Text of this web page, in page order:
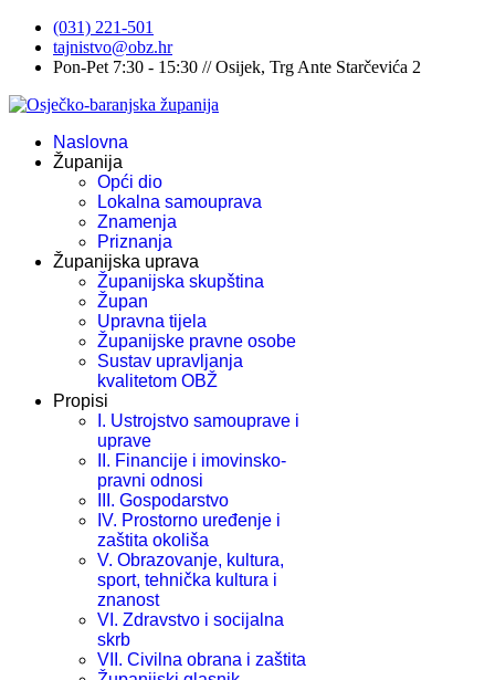
(031) 221-501
tajnistvo@obz.hr
Pon-Pet 7:30 - 15:30 // Osijek, Trg Ante Starčevića 2
Naslovna
Županija
Opći dio
Lokalna samouprava
Znamenja
Priznanja
Županijska uprava
Županijska skupština
Župan
Upravna tijela
Županijske pravne osobe
Sustav upravljanja
kvalitetom OBŽ
Propisi
I. Ustrojstvo samouprave i
uprave
II. Financije i imovinsko-
pravni odnosi
III. Gospodarstvo
IV. Prostorno uređenje i
zaštita okoliša
V. Obrazovanje, kultura,
sport, tehnička kultura i
znanost
VI. Zdravstvo i socijalna
skrb
VII. Civilna obrana i zaštita